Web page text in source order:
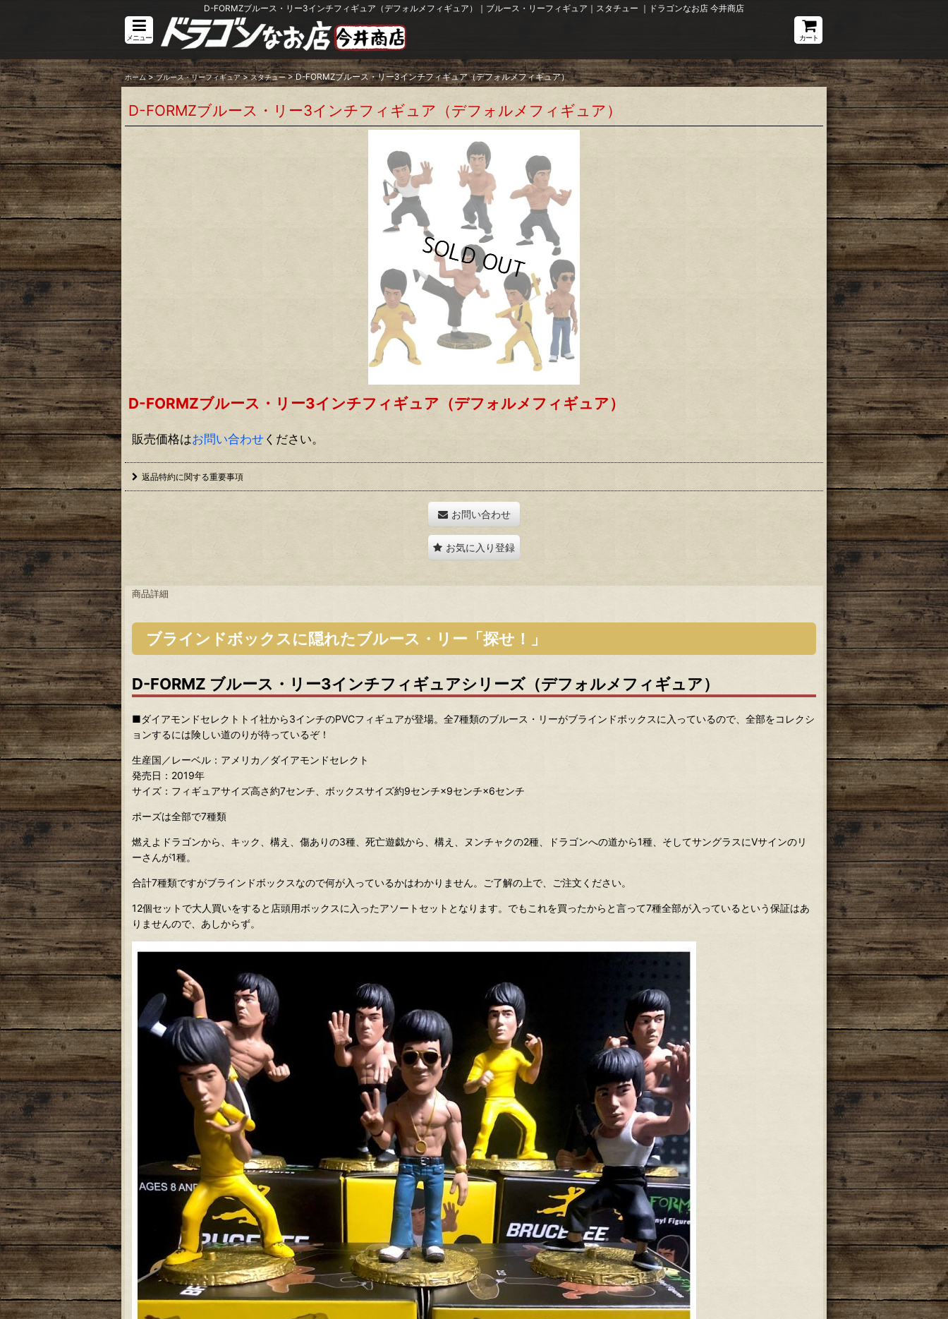
D-FORMZブルース・リー3インチフィギュア（デフォルメフィギュア）｜ブルース・リーフィギュア｜スタチュー ｜ドラゴンなお店 今井商店
メニュー カート
ホーム > ブルース・リーフィギュア > スタチュー > D-FORMZブルース・リー3インチフィギュア（デフォルメフィギュア）
D-FORMZブルース・リー3インチフィギュア（デフォルメフィギュア）
D-FORMZブルース・リー3インチフィギュア（デフォルメフィギュア）
販売価格はお問い合わせください。
返品特約に関する重要事項
お問い合わせ
お気に入り登録
商品詳細
ブラインドボックスに隠れたブルース・リー「探せ！」
D-FORMZ ブルース・リー3インチフィギュアシリーズ（デフォルメフィギュア）
■ダイアモンドセレクトトイ社から3インチのPVCフィギュアが登場。全7種類のブルース・リーがブラインドボックスに入っているので、全部をコレクシ
ョンするには険しい道のりが待っているぞ！
生産国／レーベル：アメリカ／ダイアモンドセレクト
発売日：2019年
サイズ：フィギュアサイズ高さ約7センチ、ボックスサイズ約9センチ×9センチ×6センチ
ポーズは全部で7種類
燃えよドラゴンから、キック、構え、傷ありの3種、死亡遊戯から、構え、ヌンチャクの2種、ドラゴンへの道から1種、そしてサングラスにVサインのリ
ーさんが1種。
合計7種類ですがブラインドボックスなので何が入っているかはわかりません。ご了解の上で、ご注文ください。
12個セットで大人買いをすると店頭用ボックスに入ったアソートセットとなります。でもこれを買ったからと言って7種全部が入っているという保証はあ
りませんので、あしからず。